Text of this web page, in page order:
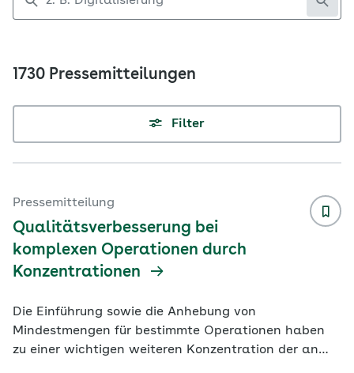
1730 Pressemitteilungen
Filter
Pressemitteilung
Qualitätsverbesserung bei
komplexen Operationen durch
Konzentrationen
Die Einführung sowie die Anhebung von
Mindestmengen für bestimmte Operationen haben
zu einer wichtigen weiteren Konzentration der an